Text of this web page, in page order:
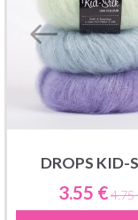
DROPS KID-
3.55 €4.75